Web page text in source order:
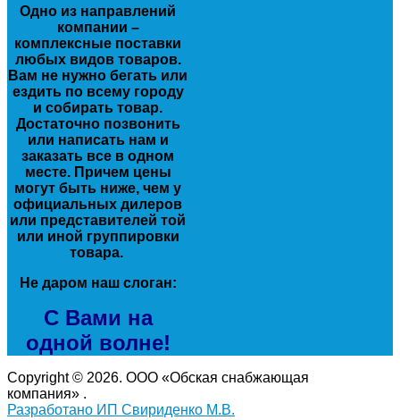
Одно из направлений
компании –
комплексные поставки
любых видов товаров.
Вам не нужно бегать или
ездить по всему городу
и собирать товар.
Достаточно позвонить
или написать нам и
заказать все в одном
месте. Причем цены
могут быть ниже, чем у
официальных дилеров
или представителей той
или иной группировки
товара.
Не даром наш слоган:
С Вами на
одной волне!
Copyright © 2026. ООО «Обская снабжающая
компания» .
Разработано ИП Свириденко М.В.